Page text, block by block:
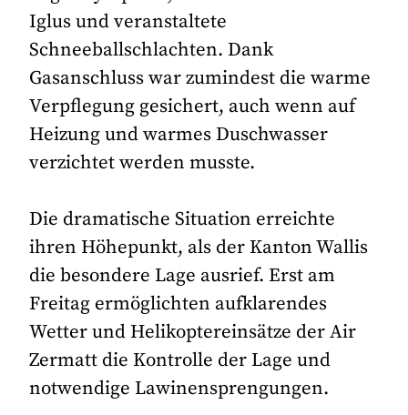
Iglus und veranstaltete
Schneeballschlachten. Dank
Gasanschluss war zumindest die warme
Verpflegung gesichert, auch wenn auf
Heizung und warmes Duschwasser
verzichtet werden musste.
Die dramatische Situation erreichte
ihren Höhepunkt, als der Kanton Wallis
die besondere Lage ausrief. Erst am
Freitag ermöglichten aufklarendes
Wetter und Helikoptereinsätze der Air
Zermatt die Kontrolle der Lage und
notwendige Lawinensprengungen.